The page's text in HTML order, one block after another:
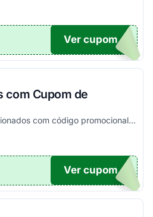
TICO
Ver cupom
com Cupom de
Compre chocolates selecionados com código promocional para economizar. Apenas para clientes elegíveis sem compra a mais de 90 dias. Consulte condições e aproveite. Corra que é por...
MBOM
Ver cupom